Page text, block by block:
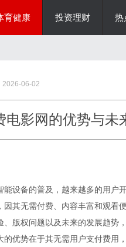
育健康 投资理财 热
2026-06-02
电影网的优势与未
能设备的普及，越来越多的用户
因其无需付费、内容丰富和观看
、版权问题以及未来的发展趋势
的优势在于其无需用户支付费用